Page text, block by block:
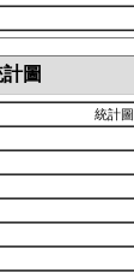
計圖
統計圖